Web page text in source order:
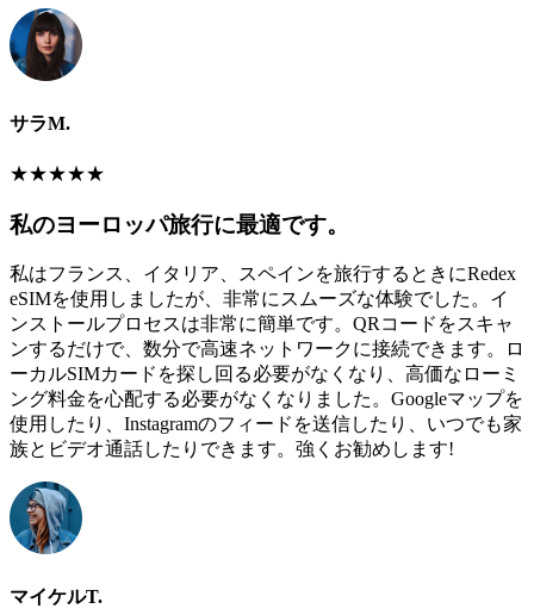
サラM.
★★★★★
私のヨーロッパ旅行に最適です。
私はフランス、イタリア、スペインを旅行するときにRedex
eSIMを使用しましたが、非常にスムーズな体験でした。イ
ンストールプロセスは非常に簡単です。QRコードをスキャ
ンするだけで、数分で高速ネットワークに接続できます。ロ
ーカルSIMカードを探し回る必要がなくなり、高価なローミ
ング料金を心配する必要がなくなりました。Googleマップを
使用したり、Instagramのフィードを送信したり、いつでも家
族とビデオ通話したりできます。強くお勧めします!
マイケルT.